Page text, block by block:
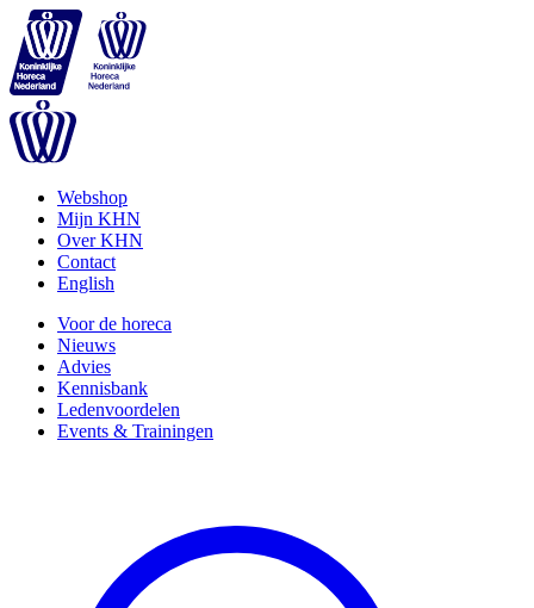
Webshop
Mijn KHN
Over KHN
Contact
English
Voor de horeca
Nieuws
Advies
Kennisbank
Ledenvoordelen
Events & Trainingen